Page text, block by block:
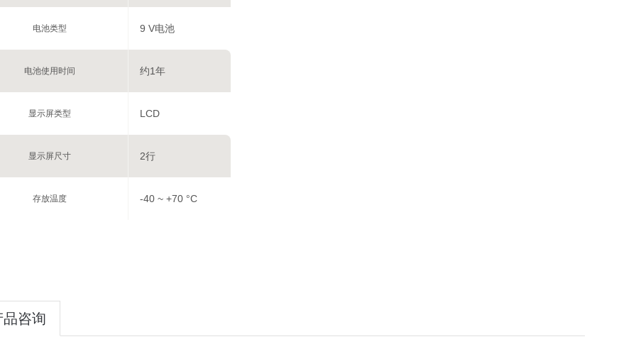
电池类型 9 V电池
电池使用时间 约1年
显示屏类型 LCD
显示屏尺寸 2行
存放温度 -40 ~ +70 °C
品咨询